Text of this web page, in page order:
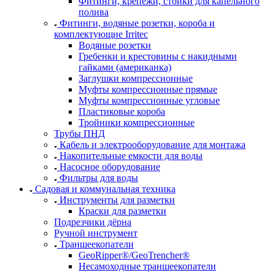
полива
Фитинги, водяные розетки, короба и
комплектующие Irritec
Водяные розетки
Гребенки и крестовины с накидными
гайками (американка)
Заглушки компрессионные
Муфты компрессионные прямые
Муфты компрессионные угловые
Пластиковые короба
Тройники компрессионные
Трубы ПНД
Кабель и электрооборудование для монтажа
Накопительные емкости для воды
Насосное оборудование
Фильтры для воды
Садовая и коммунальная техника
Инструменты для разметки
Краски для разметки
Подрезчики дёрна
Ручной инструмент
Траншеекопатели
GeoRipper®/GeoTrencher®
Несамоходные траншеекопатели